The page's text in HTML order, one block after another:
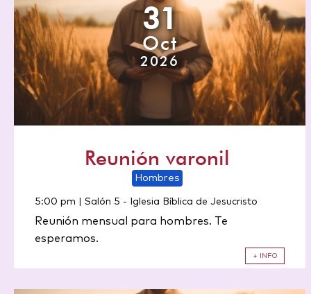
31
Oct
2026
Reunión varonil
Hombres
5:00 pm | Salón 5 - Iglesia Bíblica de Jesucristo
Reunión mensual para hombres. Te
esperamos.
+ INFO